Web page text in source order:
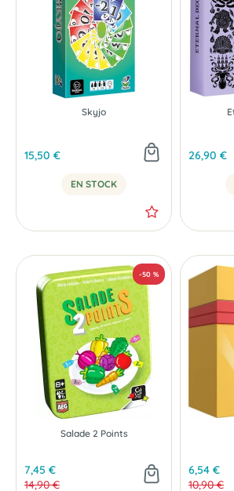
Skyjo
15,50 €
EN STOCK
26,90 €
Salade 2 Points
7,45 €
14,90 €
6,54 €
10,90 €